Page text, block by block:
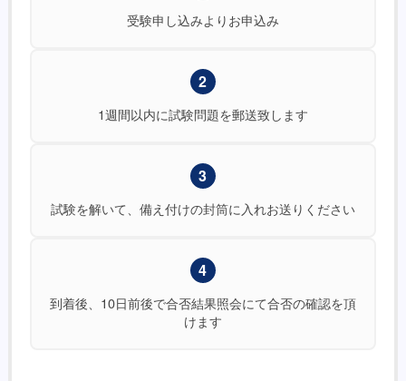
受験申し込みよりお申込み
2
1週間以内に試験問題を郵送致します
3
試験を解いて、備え付けの封筒に入れお送りください
4
到着後、10日前後で合否結果照会にて合否の確認を頂
けます